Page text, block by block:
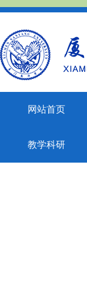
网站首页
教学科研